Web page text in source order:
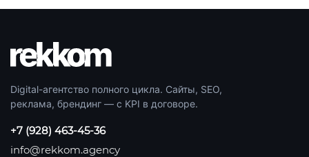
Digital-агентство полного цикла. Сайты, SEO,
реклама, брендинг — с KPI в договоре.
+7 (928) 463-45-36
info@rekkom.agency